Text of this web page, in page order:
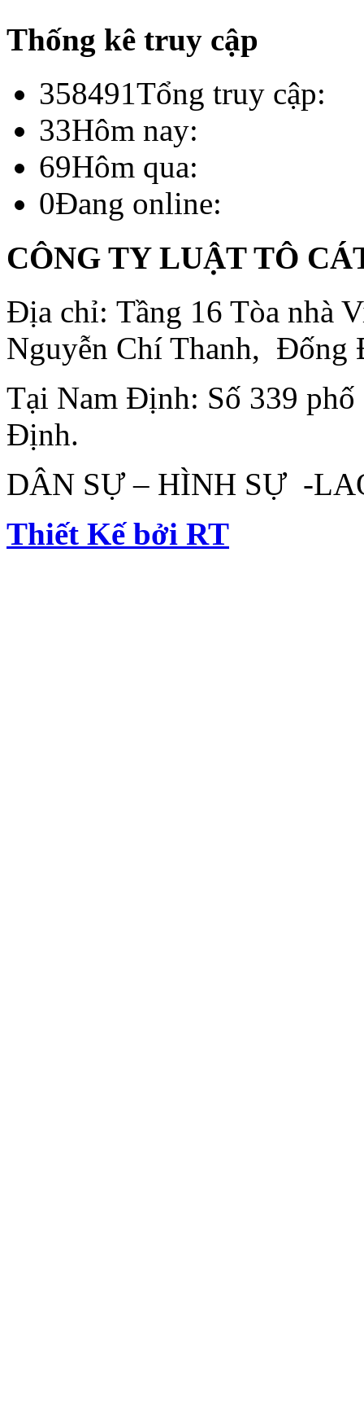
Thống kê truy cập
358491Tổng truy cập:
33Hôm nay:
69Hôm qua:
0Đang online:
CÔNG TY LUẬT TÔ
Địa chỉ: Tầng 16 Tòa nhà
Nguyễn Chí Thanh, Đống
Tại Nam Định: Số 339 phố
Định.
DÂN SỰ – HÌNH SỰ -
Thiết Kế bởi RT